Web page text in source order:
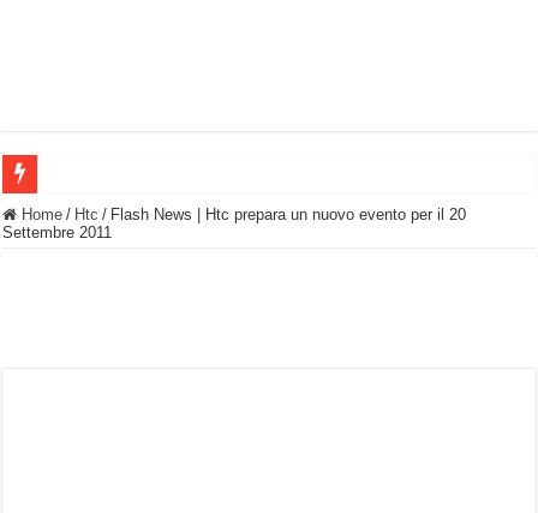
BASTA FATICARE! Questo robot tagliaerba lo appoggi e fa tutto lui! (Senza
Home / Htc / Flash News | Htc prepara un nuovo evento per il 20
Settembre 2011